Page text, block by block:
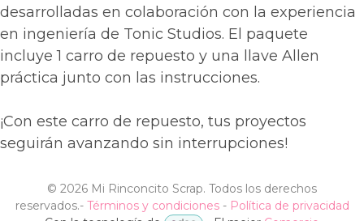
desarrolladas en colaboración con la experiencia
en ingeniería de Tonic Studios. El paquete
incluye 1 carro de repuesto y una llave Allen
práctica junto con las instrucciones.
¡Con este carro de repuesto, tus proyectos
seguirán avanzando sin interrupciones!
© 2026 Mi Rinconcito Scrap. Todos los derechos
reservados.- Términos y condiciones- Política de privacidad